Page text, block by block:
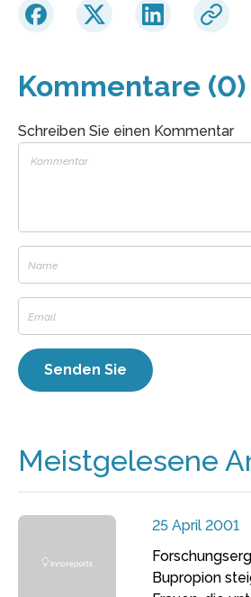
Kommentare (0)
Schreiben Sie einen Kommentar
Meistgelesene
25 April 2001
Bupropion